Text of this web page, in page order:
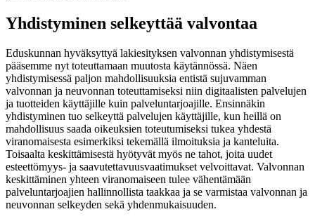
Yhdistyminen selkeyttää valvontaa
Eduskunnan hyväksyttyä lakiesityksen valvonnan yhdistymisestä
pääsemme nyt toteuttamaan muutosta käytännössä. Näen
yhdistymisessä paljon mahdollisuuksia entistä sujuvamman
valvonnan ja neuvonnan toteuttamiseksi niin digitaalisten palvelujen
ja tuotteiden käyttäjille kuin palveluntarjoajille. Ensinnäkin
yhdistyminen tuo selkeyttä palvelujen käyttäjille, kun heillä on
mahdollisuus saada oikeuksien toteutumiseksi tukea yhdestä
viranomaisesta esimerkiksi tekemällä ilmoituksia ja kanteluita.
Toisaalta keskittämisestä hyötyvät myös ne tahot, joita uudet
esteettömyys- ja saavutettavuusvaatimukset velvoittavat. Valvonnan
keskittäminen yhteen viranomaiseen tulee vähentämään
palveluntarjoajien hallinnollista taakkaa ja se varmistaa valvonnan ja
neuvonnan selkeyden sekä yhdenmukaisuuden.